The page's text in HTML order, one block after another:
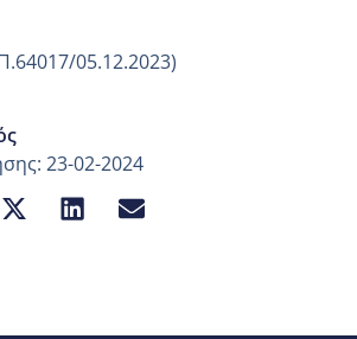
05.12.2023)
23-02-2024